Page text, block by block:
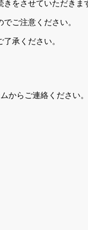
をさせていただきま
ご注意ください。
承ください。
からご連絡ください。